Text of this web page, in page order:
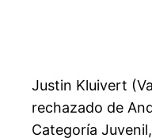
Justin Kluivert
rechazado de
Categoría